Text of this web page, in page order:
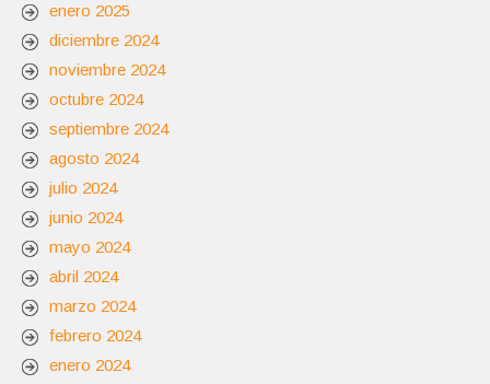
enero 2025
diciembre 2024
noviembre 2024
octubre 2024
septiembre 2024
agosto 2024
julio 2024
junio 2024
mayo 2024
abril 2024
marzo 2024
febrero 2024
enero 2024